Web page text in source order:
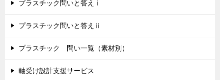
プラスチック問いと答えⅰ
プラスチック問いと答えⅱ
プラスチック 問い一覧（素材別）
軸受け設計支援サービス